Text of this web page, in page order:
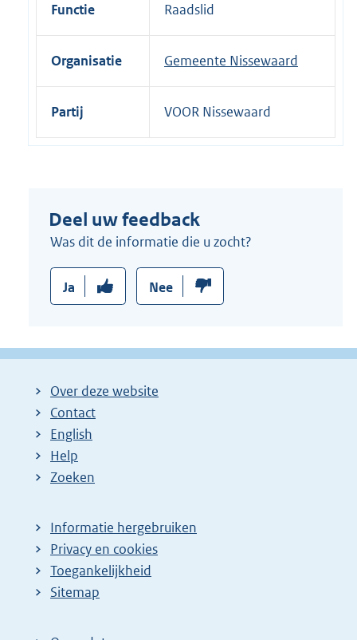
Functie Raadslid
Organisatie Gemeente Nissewaard
Partij VOOR Nissewaard
Deel uw feedback
Was dit de informatie die u zocht?
Ja Nee
Over deze website
Contact
English
Help
Zoeken
Informatie hergebruiken
Privacy en cookies
Toegankelijkheid
Sitemap